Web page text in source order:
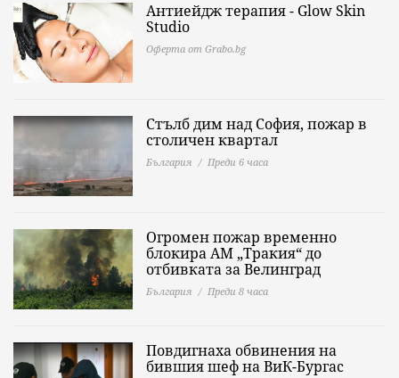
Антиейдж терапия - Glow Skin
Studio
Оферта от Grabo.bg
Стълб дим над София, пожар в
столичен квартал
България Преди 6 часа
Огромен пожар временно
блокира АМ „Тракия“ до
отбивката за Велинград
България Преди 8 часа
Повдигнаха обвинения на
бившия шеф на ВиК-Бургас